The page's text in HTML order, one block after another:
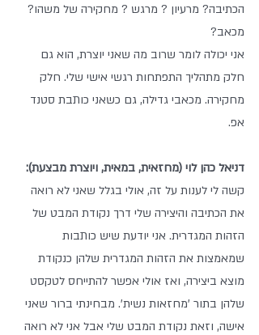
הכתיבה? מרעיון ? מרגש ? מחקירה של משהו?
מכאב?
אני יכולה לומר שרוב מה שאני יוצרת, הוא גם
חלק מתהליך התפתחות רגשי אישי שלי. חלק
מחקירה. מכאבי גדילה, גם כשאני כותבת סטנד
אפ.
דניאל כהן לוי (מחזאית, במאית, ויוצרת מבצעת):
קשה לי לענות על זה, אולי בגלל שאני לא רואה
את הכתיבה והיצירה שלי דרך נקודת המבט של
הזהות המגדרית. אני יודעת שיש כותבות
שמאמצות את הזהות המגדרית שלהן כנקודת
מוצא ביצירה, ואז אולי אפשר להתייחס לטקסט
שלהן בתור 'מחזאות נשית'. מבחינתי ברור שאני
אישה, וזאת נקודת המבט שלי אבל אני לא רואה